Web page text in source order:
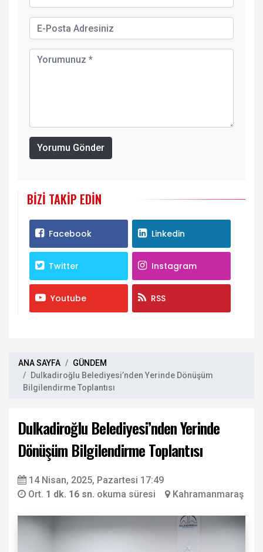
Yorumu Gönder
BIZI TAKIP EDIN
Facebook Linkedin
Twitter Instagram
Youtube RSS
ANA SAYFA
GÜNDEM
Dulkadiroğlu Belediyesi’nden Yerinde Dönüşüm
Bilgilendirme Toplantısı
Dulkadiroğlu Belediyesi’nden Yerinde
Dönüşüm Bilgilendirme Toplantısı
14 Nisan, 2025, Pazartesi 17:49
Ort. 1 dk. 16 sn. okuma süresi Kahramanmaraş